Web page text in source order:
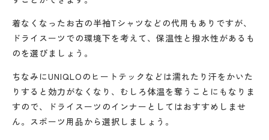
着なくなったお古の半袖Tシャツなどの代用もありですが、
ドライスーツでの環境下を考えて、保温性と撥水性があるも
のを選びましょう。
ちなみにUNIQLOのヒートテックなどは濡れたり汗をかいた
りすると効力がなくなり、むしろ体温を奪うことにもなりま
すので、ドライスーツのインナーとしてはおすすめしませ
ん。スポーツ用品から選択しましょう。